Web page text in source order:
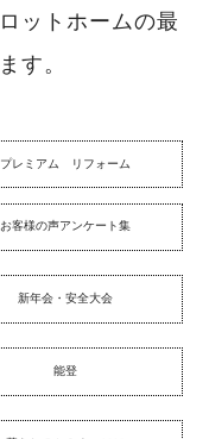
ットホームの最
す。
プレミアム リフォーム
お客様の声アンケート集
新年会・安全大会
能登